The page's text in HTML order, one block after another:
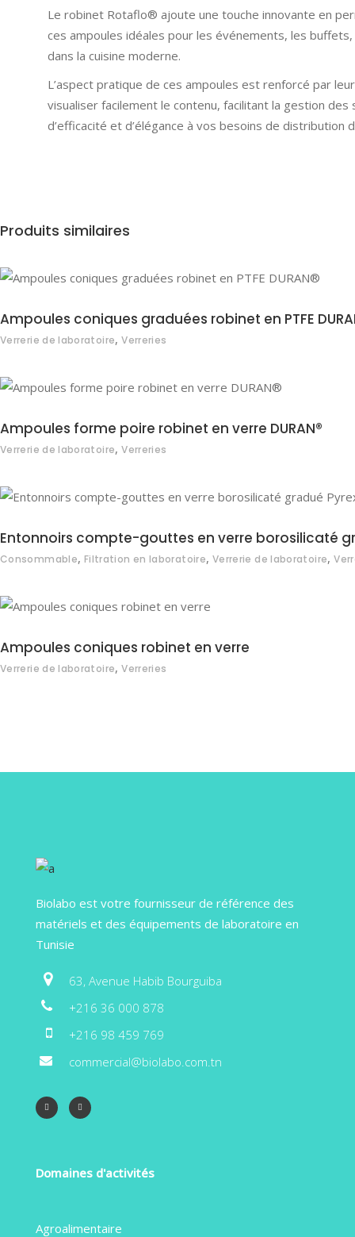
Le robinet Rotaflo® ajoute une touche innovante en
ces ampoules idéales pour les événements, les
dans la cuisine moderne.
L’aspect pratique de ces ampoules est renforcé par
visualiser facilement le contenu, facilitant la gestion
d’efficacité et d’élégance à vos besoins de distribution
Produits similaires
Ampoules coniques graduées robinet en PTFE
Verrerie de laboratoire,Verreries
Ampoules forme poire robinet en verre DURAN®
Verrerie de laboratoire,Verreries
Entonnoirs compte-gouttes en verre borosilicaté
Consommable, Filtration en laboratoire, Verrerie de laboratoire,
Ampoules coniques robinet en verre
Verrerie de laboratoire,Verreries
Biolabo est votre fournisseur de référence des
matériels et des équipements de laboratoire en
Tunisie
63, Avenue Habib Bourguiba
+216 36 000 878
+216 98 459 769
commercial@biolabo.com.tn
Domaines d'activités
Agroalimentaire